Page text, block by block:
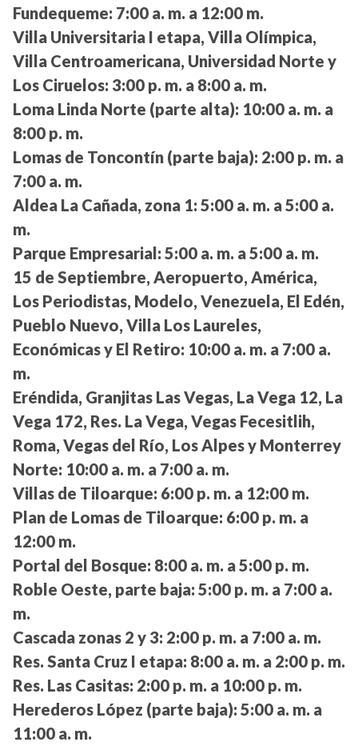
Fundequeme: 7:00 a. m. a 12:00 m.
Villa Universitaria I etapa, Villa Olímpica,
Villa Centroamericana, Universidad Norte y
Los Ciruelos: 3:00 p. m. a 8:00 a. m.
Loma Linda Norte (parte alta): 10:00 a. m. a
8:00 p. m.
Lomas de Toncontín (parte baja): 2:00 p. m. a
7:00 a. m.
Aldea La Cañada, zona 1: 5:00 a. m. a 5:00 a.
m.
Parque Empresarial: 5:00 a. m. a 5:00 a. m.
15 de Septiembre, Aeropuerto, América,
Los Periodistas, Modelo, Venezuela, El Edén,
Pueblo Nuevo, Villa Los Laureles,
Económicas y El Retiro: 10:00 a. m. a 7:00 a.
m.
Eréndida, Granjitas Las Vegas, La Vega 12, La
Vega 172, Res. La Vega, Vegas Fecesitlih,
Roma, Vegas del Río, Los Alpes y Monterrey
Norte: 10:00 a. m. a 7:00 a. m.
Villas de Tiloarque: 6:00 p. m. a 12:00 m.
Plan de Lomas de Tiloarque: 6:00 p. m. a
12:00 m.
Portal del Bosque: 8:00 a. m. a 5:00 p. m.
Roble Oeste, parte baja: 5:00 p. m. a 7:00 a.
m.
Cascada zonas 2 y 3: 2:00 p. m. a 7:00 a. m.
Res. Santa Cruz I etapa: 8:00 a. m. a 2:00 p. m.
Res. Las Casitas: 2:00 p. m. a 10:00 p. m.
Herederos López (parte baja): 5:00 a. m. a
11:00 a. m.